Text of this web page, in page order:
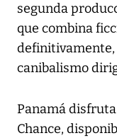
segunda
que combina
definitivamente,
canibalismo
Panamá
Chance,